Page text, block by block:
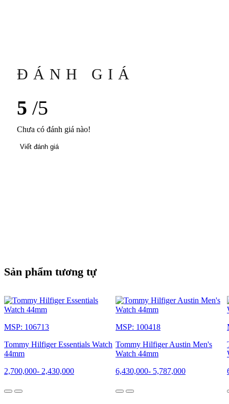
ĐÁNH GIÁ
5 /5
Chưa có đánh giá nào!
Viết đánh giá
Sản phẩm tương tự
MSP: 106713
Tommy Hilfiger Essentials Watch
44mm
2,700,000- 2,430,000
MSP: 100418
Tommy Hilfiger Austin Men's
Watch 44mm
6,430,000- 5,787,000